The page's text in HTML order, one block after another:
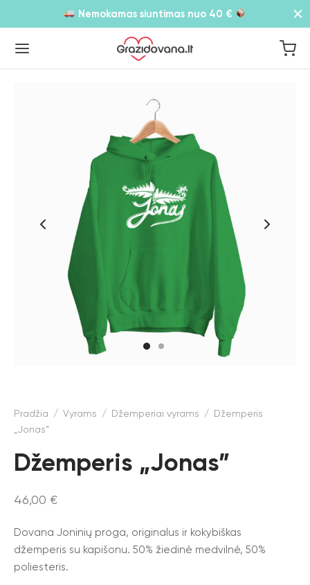
Nemokamas siuntimas nuo 40 €
Pradžia / Vyrams / Džemperiai vyrams / Džemperis
„Jonas”
Džemperis „Jonas”
46,00 €
Dovana Joninių proga, originalus ir kokybiškas
džemperis su kapišonu. 50% žiedinė medvilnė, 50%
poliesteris.